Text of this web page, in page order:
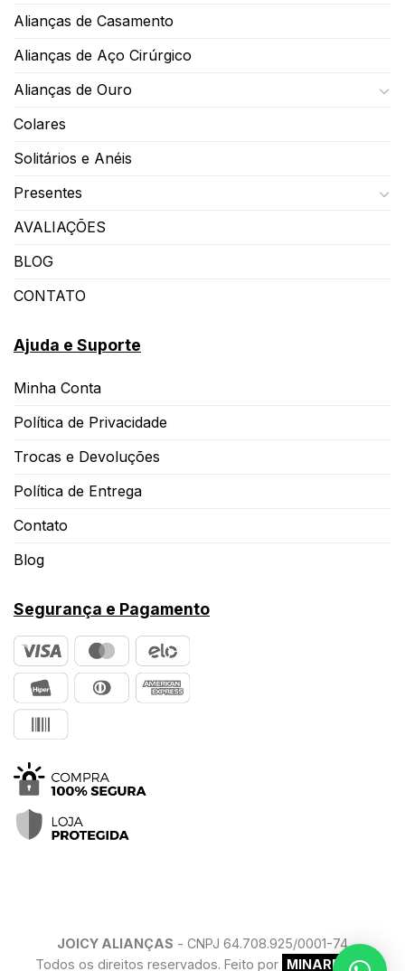
Alianças de Casamento
Alianças de Aço Cirúrgico
Alianças de Ouro
Colares
Solitários e Anéis
Presentes
AVALIAÇÕES
BLOG
CONTATO
Ajuda e Suporte
Minha Conta
Política de Privacidade
Trocas e Devoluções
Política de Entrega
Contato
Blog
Segurança e Pagamento
JOICY ALIANÇAS - CNPJ 64.708.925/0001-74
Todos os direitos reservados. Feito por MINARELLO